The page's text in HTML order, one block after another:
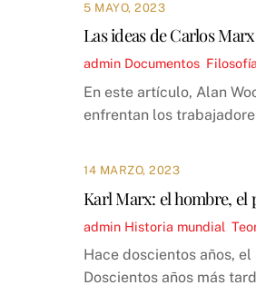
5 MAYO, 2023
Las ideas de Carlos Marx
admin Documentos Filosofía
En este artículo, Alan
enfrentan los
14 MARZO, 2023
Karl Marx: el hombre, el
admin Historia mundial
Hace doscientos años,
Doscientos años más